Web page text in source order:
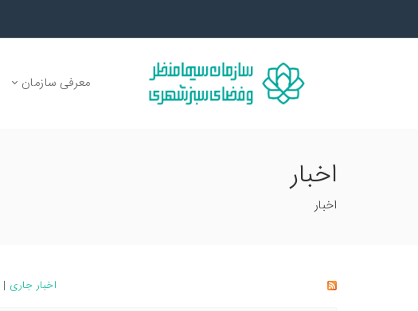
معرفی سازمان
اخبار
اخبار
اخبار جاری |